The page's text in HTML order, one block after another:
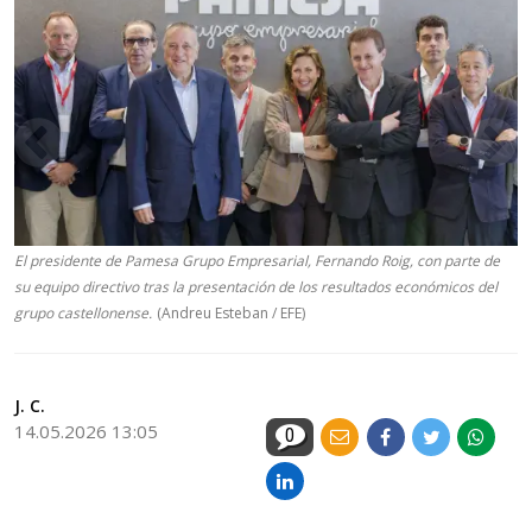
El presidente de Pamesa Grupo Empresarial, Fernando Roig, con parte de
su equipo directivo tras la presentación de los resultados económicos del
grupo castellonense. (Andreu Esteban / EFE)
J. C.
14.05.2026 13:05 0